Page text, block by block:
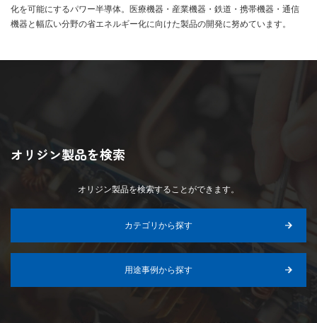
化を可能にするパワー半導体。医療機器・産業機器・鉄道・携帯機器・通信
機器と幅広い分野の省エネルギー化に向けた製品の開発に努めています。
オリジン製品を検索
オリジン製品を検索することができます。
カテゴリから探す
用途事例から探す